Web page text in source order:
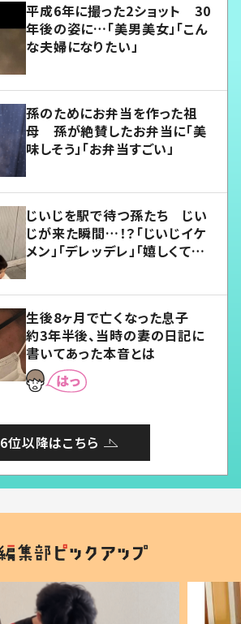
平成6年に撮った2ショット 30
年後の姿に…「美男美女」「こん
な夫婦になりたい」
孫のためにお弁当を作った祖
母 孫が絶賛したお弁当に「美
味しそう」「お弁当すごい」
じいじを駅で待つ孫たち じい
じが来た瞬間…！？「じいじイケ
メン」「デレッデレ」「嬉しくて可
生後8ヶ月で亡くなった息子
約3年半後、当時の妻の日記に
書いてあった本音とは
6位以降はこちら